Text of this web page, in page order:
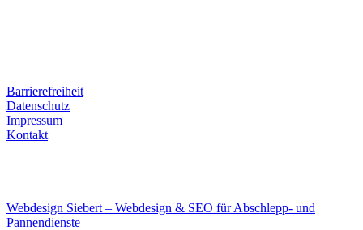
Barrierefreiheit
Datenschutz
Impressum
Kontakt
Webdesign Siebert – Webdesign & SEO für Abschlepp- und
Pannendienste